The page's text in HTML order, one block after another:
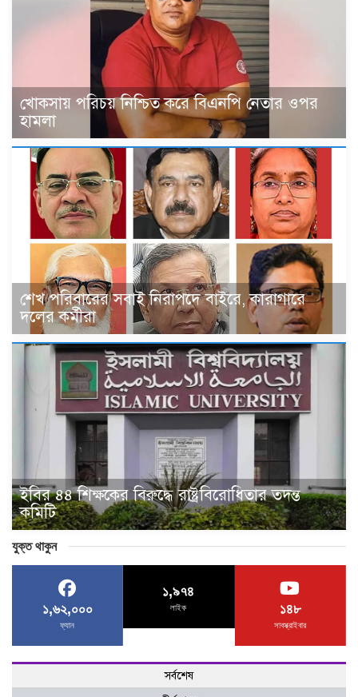
খোকসায় পরিচয় নিশ্চিত করে বিএনপি নেতার ওপর
হামলা
শেখ পরিবারের সবাই নিরাপদে বাইরে, কারাগারে
দলের কর্মীরা
ইবির ৪৪ শিক্ষকের বিরুদ্ধে রাষ্ট্রবিরোধিতার তদন্ত
কমিটি
যুক্ত থাকুন
১,৬২,০০০
ফ্যান
১,৯৭৪
লাইক ১৪৮
সাবস্ক্রাইবার
সর্বশেষ